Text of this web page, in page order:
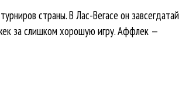
страны. В Лас-Вегасе он завсегдатай
за слишком хорошую игру. Аффлек —